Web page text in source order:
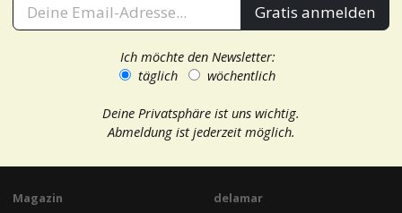
Gratis anmelden
Ich möchte den Newsletter:
täglich
wöchentlich
Deine Privatsphäre ist uns wichtig.
Abmeldung ist jederzeit möglich.
Magazin
delamar